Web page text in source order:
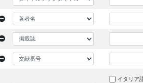
イタリア